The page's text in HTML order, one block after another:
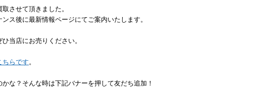
取させて頂きました。
ス後に最新情報ページにてご案内いたします。
当店にお売りください。
ちらです。
な？そんな時は下記バナーを押して友だち追加！